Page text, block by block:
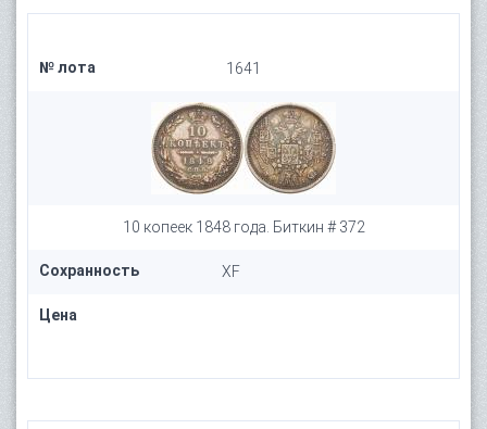
№ лота 1641
10 копеек 1848 года. Биткин # 372
Сохранность XF
Цена